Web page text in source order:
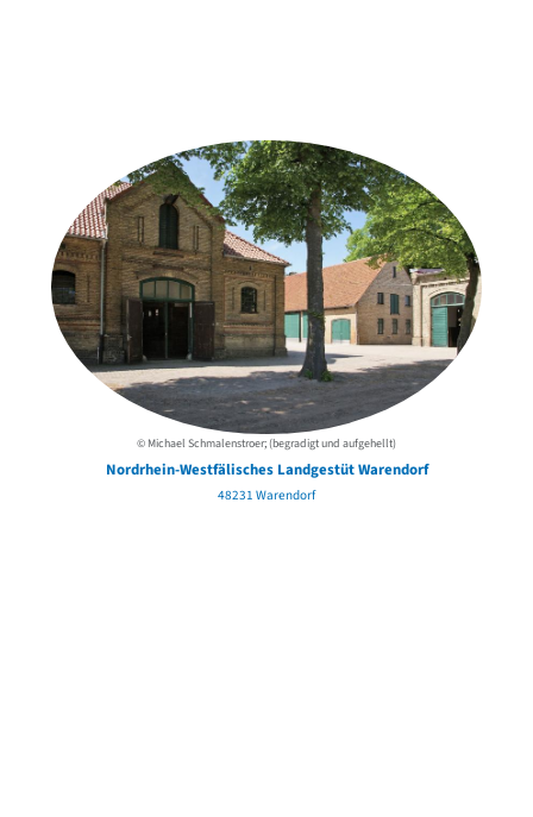
© Michael Schmalenstroer; (begradigt und aufgehellt)
Nordrhein-Westfälisches Landgestüt Warendorf
48231 Warendorf